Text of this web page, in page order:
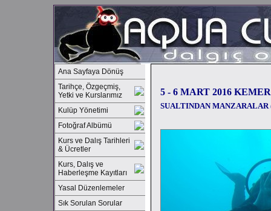
Ana Sayfaya Dönüş
Tarihçe, Özgeçmiş,
Yetki ve Kurslarımız
Kulüp Yönetimi
Fotoğraf Albümü
Kurs ve Dalış Tarihleri
& Ücretler
Kurs, Dalış ve
Haberleşme Kayıtları
Yasal Düzenlemeler
Sık Sorulan Sorular
5 - 6 MART 2016 KEMER
SUALTINDAN MANZARALAR